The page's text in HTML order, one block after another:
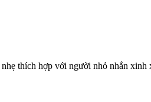
thích hợp với người nhỏ nhắn xinh